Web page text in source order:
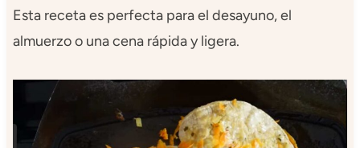
Esta receta es perfecta para el desayuno, el
almuerzo o una cena rápida y ligera.